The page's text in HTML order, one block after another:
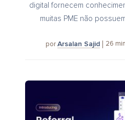
digital fornecem
muitas PME não
por Arsalan Sajid 26